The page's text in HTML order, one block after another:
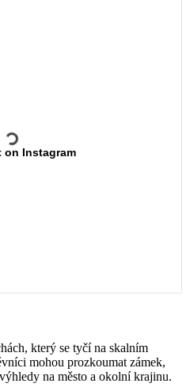
on Instagram
který se tyčí na skalním
mohou prozkoumat zámek,
na město a okolní krajinu.